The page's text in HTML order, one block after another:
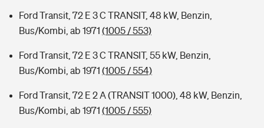
Ford Transit, 72 E 3 C TRANSIT, 48 kW, Benzin,
Bus/Kombi, ab 1971 (1005 / 553)
Ford Transit, 72 E 3 C TRANSIT, 55 kW, Benzin,
Bus/Kombi, ab 1971 (1005 / 554)
Ford Transit, 72 E 2 A (TRANSIT 1000), 48 kW, Benzin,
Bus/Kombi, ab 1971 (1005 / 555)